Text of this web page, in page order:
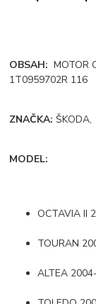
OBSAH: MOTOR
1T0959702R 116
ZNAČKA: ŠKODA,
MODEL:
OCTAVIA II
TOURAN
ALTEA